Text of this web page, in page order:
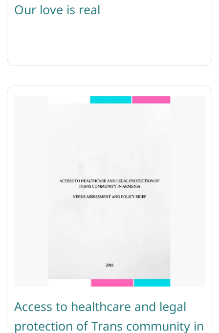
Our love is real
Access to healthcare and legal
protection of Trans community in